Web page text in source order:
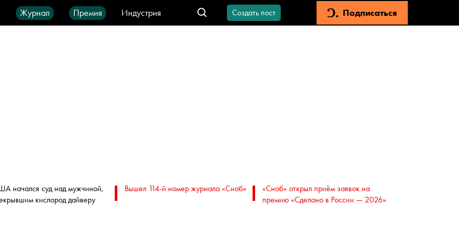
Журнал Премия
Индустрия
Город IT-продукты
Создать пост Подписаться
начался суд над мужчиной,
кислород дайверу
Вышел 114-й номер журнала «Сноб»
«Сноб» открыл приём заявок на
премию «Сделано в России — 2026»